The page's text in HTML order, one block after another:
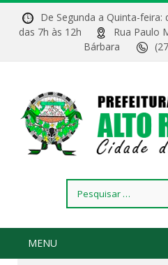
De Segunda a Quinta-feira:
das 7h às 12h
Rua Paulo
Bárbara
por:
MENU